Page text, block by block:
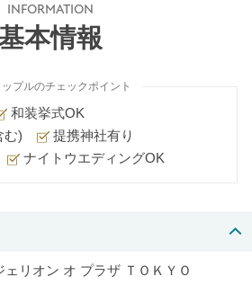
INFORMATION
本情報
プルのチェックポイント
和装挙式OK
む)
提携神社有り
ナイトウエディングOK
ェリオン オ プラザ ＴＯＫＹＯ